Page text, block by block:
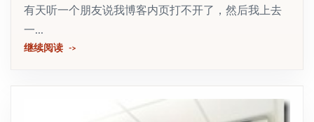
有天听一个朋友说我博客内页打不开了，然后我上去
一...
继续阅读